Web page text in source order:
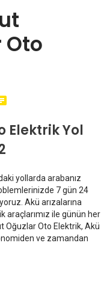
Oto
Elektrik Yol
yollarda arabanız
7 gün 24
Akü arızalarına
araçlarımız ile günün her
Oğuzlar Oto Elektrik, Akü
ve zamandan